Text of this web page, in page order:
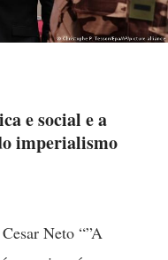
e social e a
imperialismo
Neto “”A